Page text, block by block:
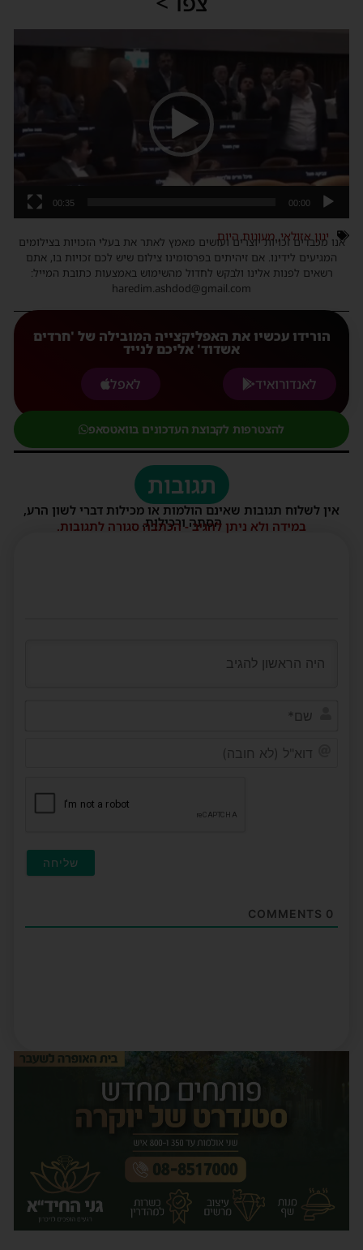
00:00
00:35
ינון אזולאי,מעונות היום
אנו מכבדים זכויות יוצרים ועושים מאמץ לאתר את בעלי הזכויות בצילומים
המגיעים לידינו. אם זיהיתים בפרסומינו צילום שיש לכם זכויות בו, אתם
רשאים לפנות אלינו ולבקש לחדול מהשימוש באמצעות כתובת המייל:
haredim.ashdod@gmail.com
הורידו עכשיו את האפליקצייה המובילה של 'חרדים
אשדוד' אליכם לנייד
לאנדורואיד
לאפל
להצטרפות לקבוצת העדכונים בוואטסאפ
תגובות
אין לשלוח תגובות שאינם הולמות או מכילות דברי לשון הרע,
הסתה ורכילות.
במידה ולא ניתן להגיב - הכתבה סגורה לתגובות.
0